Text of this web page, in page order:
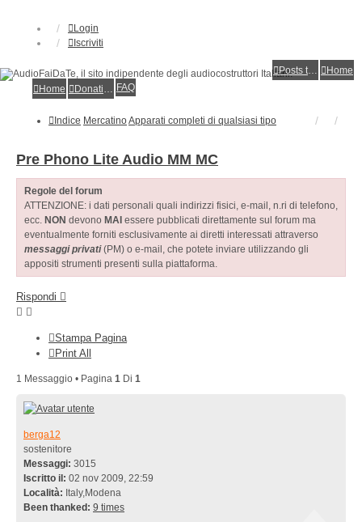
Login
Iscriviti
Posts toplist
Home
Home
Donations FAQ
Indice MercatinoApparati completi di qualsiasi tipo
Pre Phono Lite Audio MM MC
Regole del forum
ATTENZIONE: i dati personali quali indirizzi fisici, e-mail, n.ri di telefono,
ecc. NON devono MAI essere pubblicati direttamente sul forum ma
eventualmente forniti esclusivamente ai diretti interessati attraverso
messaggi privati(PM) o e-mail, che potete inviare utilizzando gli
appositi strumenti presenti sulla piattaforma.
Rispondi
Stampa Pagina
Print All
1 Messaggio • Pagina 1 Di 1
berga12
sostenitore
Messaggi: 3015
Iscritto il: 02 nov 2009, 22:59
Località: Italy,Modena
Been thanked: 9 times